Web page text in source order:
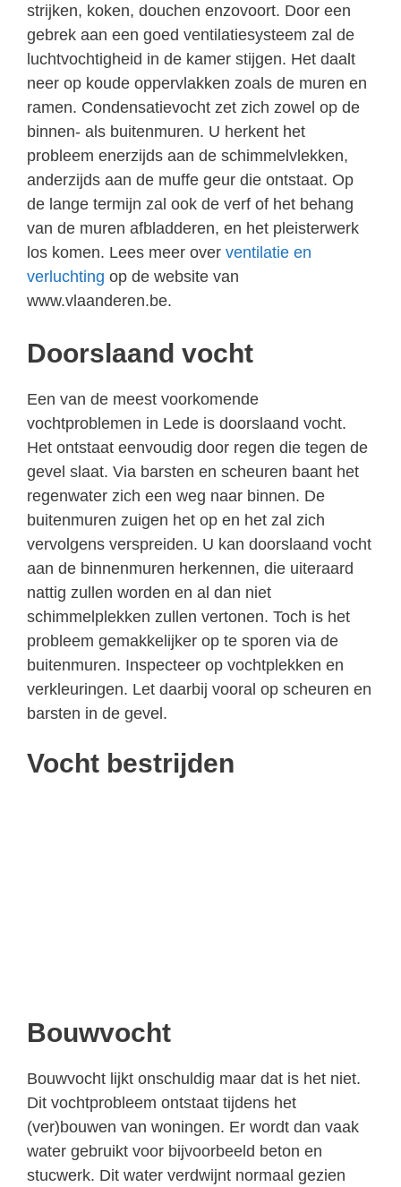
strijken, koken, douchen enzovoort. Door een
gebrek aan een goed ventilatiesysteem zal de
luchtvochtigheid in de kamer stijgen. Het daalt
neer op koude oppervlakken zoals de muren en
ramen. Condensatievocht zet zich zowel op de
binnen- als buitenmuren. U herkent het
probleem enerzijds aan de schimmelvlekken,
anderzijds aan de muffe geur die ontstaat. Op
de lange termijn zal ook de verf of het behang
van de muren afbladderen, en het pleisterwerk
los komen. Lees meer over ventilatie en
verluchting op de website van
www.vlaanderen.be.
Doorslaand vocht
Een van de meest voorkomende
vochtproblemen in Lede is doorslaand vocht.
Het ontstaat eenvoudig door regen die tegen de
gevel slaat. Via barsten en scheuren baant het
regenwater zich een weg naar binnen. De
buitenmuren zuigen het op en het zal zich
vervolgens verspreiden. U kan doorslaand vocht
aan de binnenmuren herkennen, die uiteraard
nattig zullen worden en al dan niet
schimmelplekken zullen vertonen. Toch is het
probleem gemakkelijker op te sporen via de
buitenmuren. Inspecteer op vochtplekken en
verkleuringen. Let daarbij vooral op scheuren en
barsten in de gevel.
Vocht bestrijden
Bouwvocht
Bouwvocht lijkt onschuldig maar dat is het niet.
Dit vochtprobleem ontstaat tijdens het
(ver)bouwen van woningen. Er wordt dan vaak
water gebruikt voor bijvoorbeeld beton en
stucwerk. Dit water verdwijnt normaal gezien